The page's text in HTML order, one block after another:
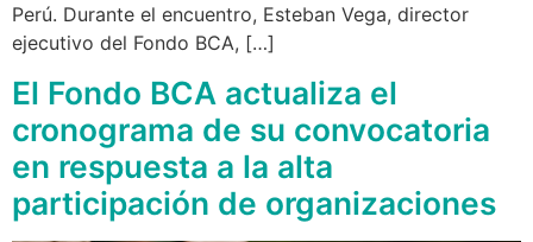
Perú. Durante el encuentro, Esteban Vega, director
ejecutivo del Fondo BCA, […]
El Fondo BCA actualiza el
cronograma de su convocatoria
en respuesta a la alta
participación de organizaciones